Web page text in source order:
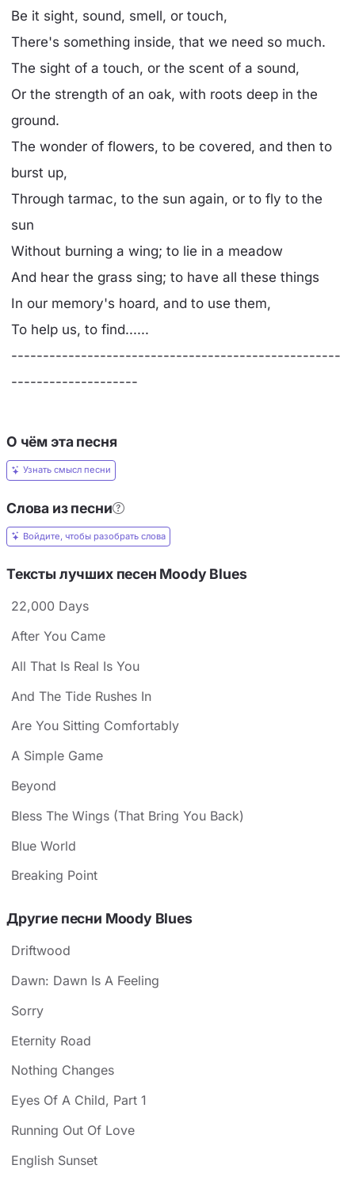
Be it sight, sound, smell, or touch,
There's something inside, that we need so much.
The sight of a touch, or the scent of a sound,
Or the strength of an oak, with roots deep in the
ground.
The wonder of flowers, to be covered, and then to
burst up,
Through tarmac, to the sun again, or to fly to the
sun
Without burning a wing; to lie in a meadow
And hear the grass sing; to have all these things
In our memory's hoard, and to use them,
To help us, to find......
----------------------------------------------------
--------------------
О чём эта песня
Узнать смысл песни
Слова из песни
Войдите, чтобы разобрать слова
Тексты лучших песен Moody Blues
22,000 Days
After You Came
All That Is Real Is You
And The Tide Rushes In
Are You Sitting Comfortably
A Simple Game
Beyond
Bless The Wings (That Bring You Back)
Blue World
Breaking Point
Другие песни Moody Blues
Driftwood
Dawn: Dawn Is A Feeling
Sorry
Eternity Road
Nothing Changes
Eyes Of A Child, Part 1
Running Out Of Love
English Sunset